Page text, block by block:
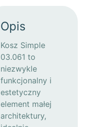
Opis
Kosz Simple
03.061 to
niezwykle
funkcjonalny i
estetyczny
element małej
architektury,